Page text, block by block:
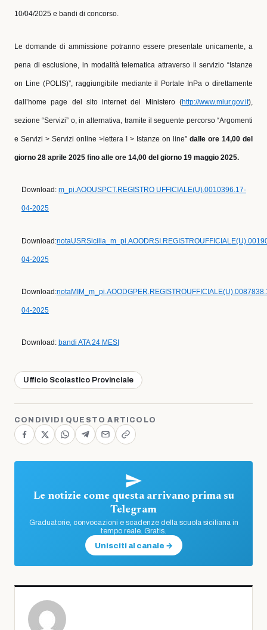
10/04/2025 e bandi di concorso.
Le domande di ammissione potranno essere presentate unicamente, a
pena di esclusione, in modalità telematica attraverso il servizio “Istanze
on Line (POLIS)”, raggiungibile mediante il Portale InPa o direttamente
dall’home page del sito internet del Ministero (http://www.miur.gov.it),
sezione “Servizi” o, in alternativa, tramite il seguente percorso “Argomenti
e Servizi > Servizi online >lettera I > Istanze on line” dalle ore 14,00 del
giorno 28 aprile 2025 fino alle ore 14,00 del giorno 19 maggio 2025.
Download: m_pi.AOOUSPCT.REGISTRO UFFICIALE(U).0010396.17-
04-2025
Download:
04-2025
Download:
04-2025
Download: bandi ATA 24 MESI
Ufficio Scolastico Provinciale
CONDIVIDI QUESTO ARTICOLO
Le notizie come questa arrivano prima su
Telegram
Graduatorie, convocazioni e scadenze della scuola siciliana in
tempo reale. Gratis.
Unisciti al canale →